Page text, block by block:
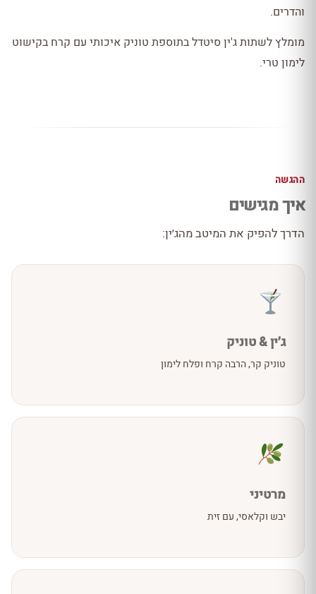
והדרים.
מומלץ לשתות ג'ין סיטדל בתוספת טוניק איכותי עם קרח בקישוט
לימון טרי.
ההגשה
איך מגישים
הדרך להפיק את המיטב מהג׳ין:
ג׳ין & טוניק
טוניק קר, הרבה קרח ופלח לימון
מרטיני
יבש וקלאסי, עם זית